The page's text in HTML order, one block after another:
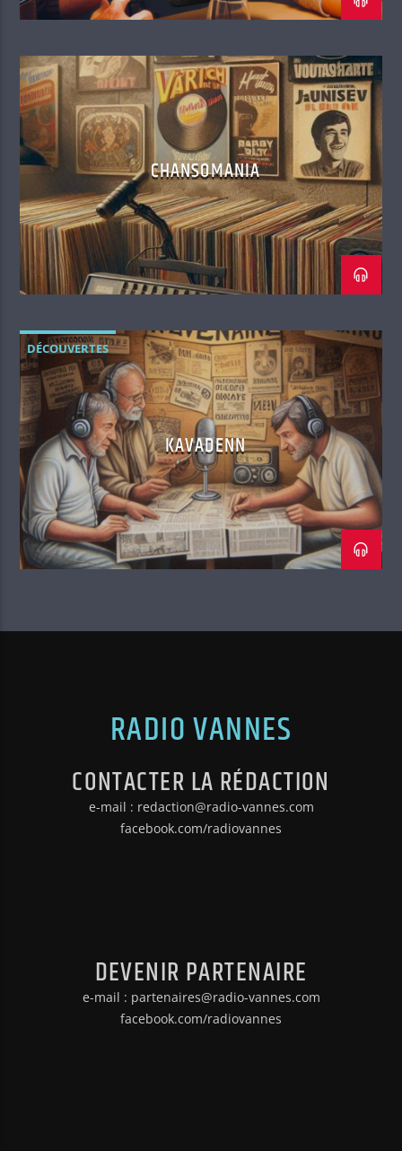
CHANSOMANIA
DÉCOUVERTES
KAVADENN
RADIO VANNES
CONTACTER LA RÉDACTION
e-mail : redaction@radio-vannes.com
facebook.com/radiovannes
DEVENIR PARTENAIRE
e-mail : partenaires@radio-vannes.com
facebook.com/radiovannes